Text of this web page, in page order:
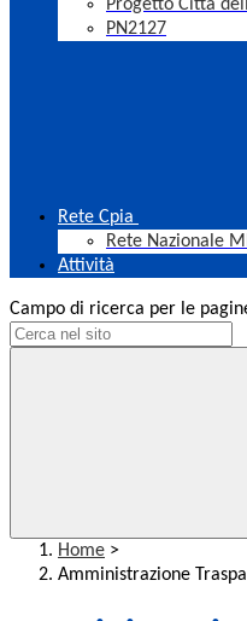
Progetto Città
PN2127
Rete Cpia
Rete Nazionale
Attività
Campo di ricerca per le
Home >
Amministrazione